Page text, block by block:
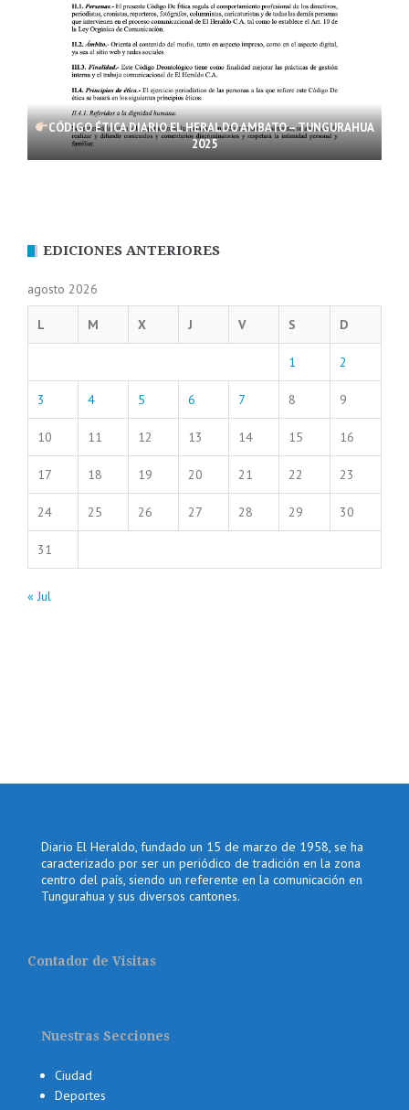
CÓDIGO ÉTICA DIARIO EL HERALDO AMBATO – TUNGURAHUA
2025
EDICIONES ANTERIORES
agosto 2026
L M X J V S D
1 2
3 4 5 6 7 8 9
10 11 12 13 14 15 16
17 18 19 20 21 22 23
24 25 26 27 28 29 30
31
« Jul
Diario El Heraldo, fundado un 15 de marzo de 1958, se ha
caracterizado por ser un periódico de tradición en la zona
centro del país, siendo un referente en la comunicación en
Tungurahua y sus diversos cantones.
Contador de Visitas
Nuestras Secciones
Ciudad
Deportes